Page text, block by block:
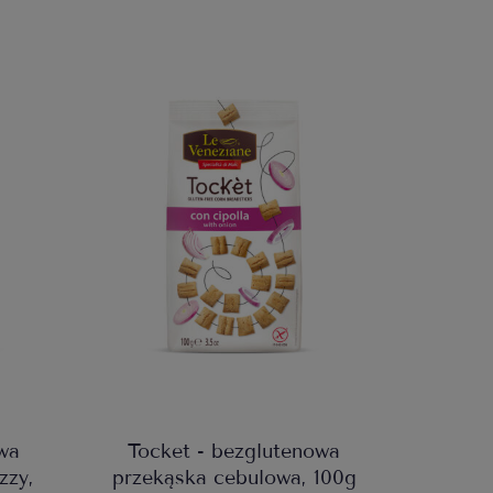
Tocket - bezglutenowa
przekąska cebulowa, 100g